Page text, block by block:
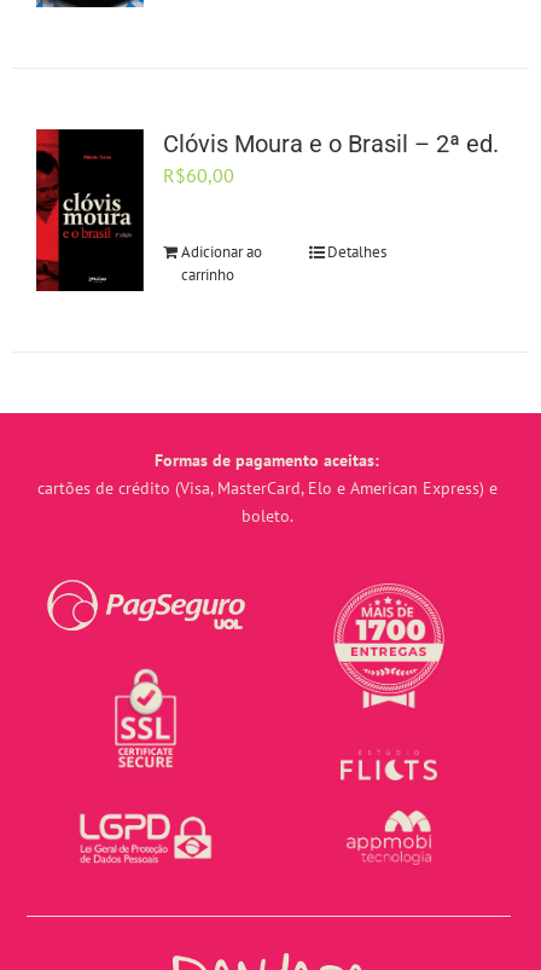
Clóvis Moura e o Brasil – 2ª ed.
R$60,00
Adicionar ao
carrinho
Detalhes
Formas de pagamento aceitas:
cartões de crédito (Visa, MasterCard, Elo e American Express) e
boleto.